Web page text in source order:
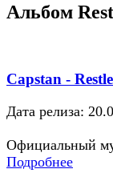
Альбом
Capstan -
Дата релиза:
Официальный
Подробнее